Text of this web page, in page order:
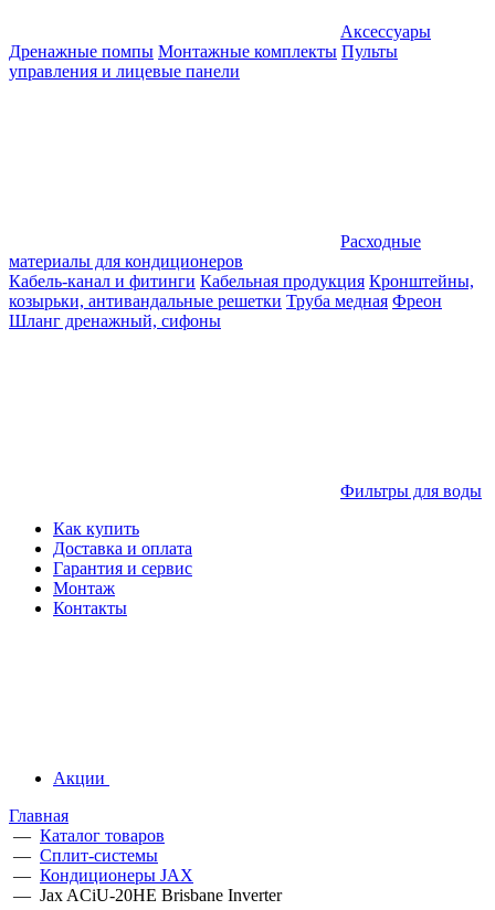
Аксессуары
Дренажные помпы Монтажные комплекты Пульты
управления и лицевые панели
Расходные
материалы для кондиционеров
Кабель-канал и фитинги Кабельная продукция Кронштейны,
козырьки, антивандальные решетки Труба медная Фреон
Шланг дренажный, сифоны
Фильтры для воды
Как купить
Доставка и оплата
Гарантия и сервис
Монтаж
Контакты
Акции
Главная
— Каталог товаров
— Сплит-системы
— Кондиционеры JAX
— Jax ACiU-20HE Brisbane Inverter